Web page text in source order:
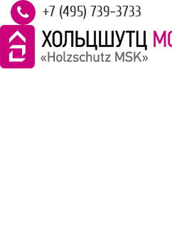
+7 (495) 739-3733